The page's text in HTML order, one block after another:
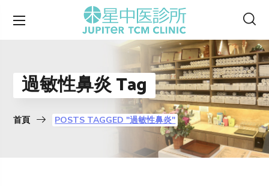
過敏性鼻炎 Tag
首頁 POSTS TAGGED "過敏性鼻炎"